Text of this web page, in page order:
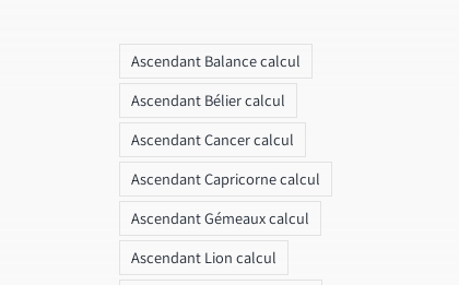
Ascendant Balance calcul
Ascendant Bélier calcul
Ascendant Cancer calcul
Ascendant Capricorne calcul
Ascendant Gémeaux calcul
Ascendant Lion calcul